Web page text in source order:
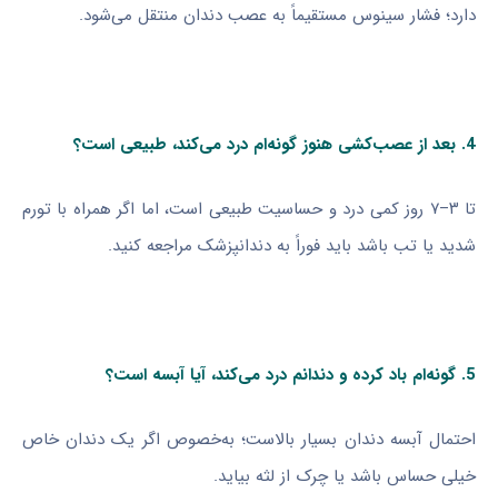
دارد؛ فشار سینوس مستقیماً به عصب دندان منتقل می‌شود.
4. بعد از عصب‌کشی هنوز گونه‌ام درد می‌کند، طبیعی است؟
تا ۳–۷ روز کمی درد و حساسیت طبیعی است، اما اگر همراه با تورم
شدید یا تب باشد باید فوراً به دندانپزشک مراجعه کنید.
5. گونه‌ام باد کرده و دندانم درد می‌کند، آیا آبسه است؟
احتمال آبسه دندان بسیار بالاست؛ به‌خصوص اگر یک دندان خاص
خیلی حساس باشد یا چرک از لثه بیاید.